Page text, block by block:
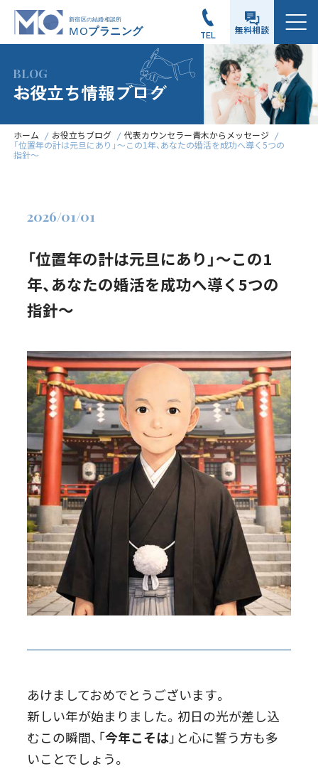
TEL 無料相談
メニュー
BLOG
お役立ち情報ブログ
ホーム お役立ちブログ
代表カウンセラー青木からメッセージ
「位置年の計は元旦にあり」～この1年、あなたの婚活を成功へ導く5つの
指針～
「位置年の計は元旦にあり」～この1
年、あなたの婚活を成功へ導く5つの
指針～
2026/01/01
あけましておめでとうございます。
新しい年が始まりました。初日の光が差し込
むこの瞬間、「今年こそは」と心に誓う方も多
いことでしょう。